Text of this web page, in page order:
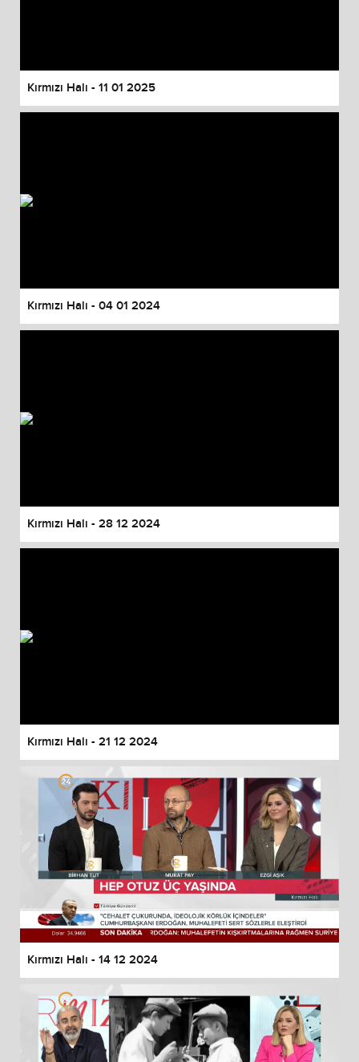
Kırmızı Halı - 11 01 2025
Kırmızı Halı - 04 01 2024
Kırmızı Halı - 28 12 2024
Kırmızı Halı - 21 12 2024
Kırmızı Halı - 14 12 2024